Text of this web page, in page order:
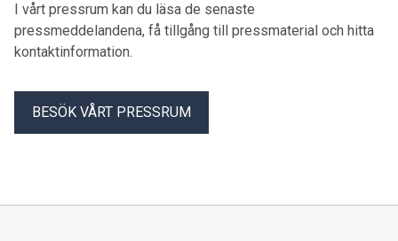
I vårt pressrum kan du läsa de senaste
pressmeddelandena, få tillgång till pressmaterial och hitta
kontaktinformation.
BESÖK VÅRT PRESSRUM